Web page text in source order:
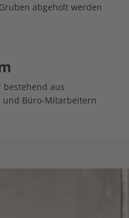
abgeholt werden
aus
und Büro-Mitarbeitern